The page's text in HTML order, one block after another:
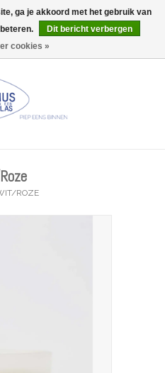
0 Artikelen - €0,00
ROZE
ga je akkoord met het gebruik van
Dit bericht verbergen
cookies »
op Do 13/08